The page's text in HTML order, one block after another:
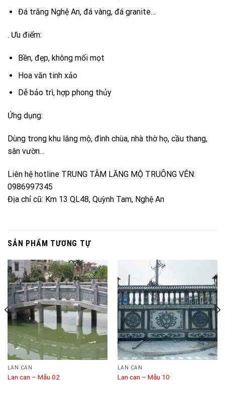
Đá trắng Nghệ An, đá vàng, đá granite…
. Ưu điểm:
Bền, đẹp, không mối mọt
Hoa văn tinh xảo
Dễ bảo trì, hợp phong thủy
Ứng dụng:
Dùng trong khu lăng mộ, đình chùa, nhà thờ họ, cầu thang,
sân vườn…
Liên hệ hotline TRUNG TÂM LĂNG MỘ TRUÔNG VÊN:
0986997345
Địa chỉ cũ: Km 13 QL48, Quỳnh Tam, Nghệ An
SẢN PHẨM TƯƠNG TỰ
LAN CAN
Lan can – Mẫu 02
LAN CAN
Lan can – Mẫu 10